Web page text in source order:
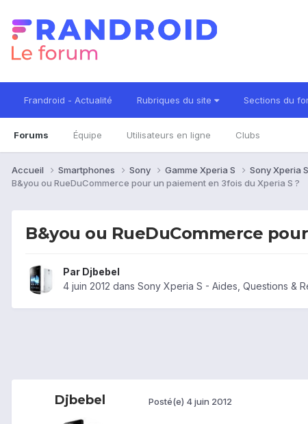
Frandroid - Actualité Rubriques du site Sections du
Forums Équipe Utilisateurs en ligne Clubs
Accueil Smartphones Sony Gamme Xperia S Sony Xperia S
B&you ou RueDuCommerce pour un paiement en 3fois du Xperia S ?
B&you ou RueDuCommerce
Par Djbebel
4 juin 2012 dans Sony Xperia S - Aides, Questions &
Djbebel Posté(e) 4 juin 2012